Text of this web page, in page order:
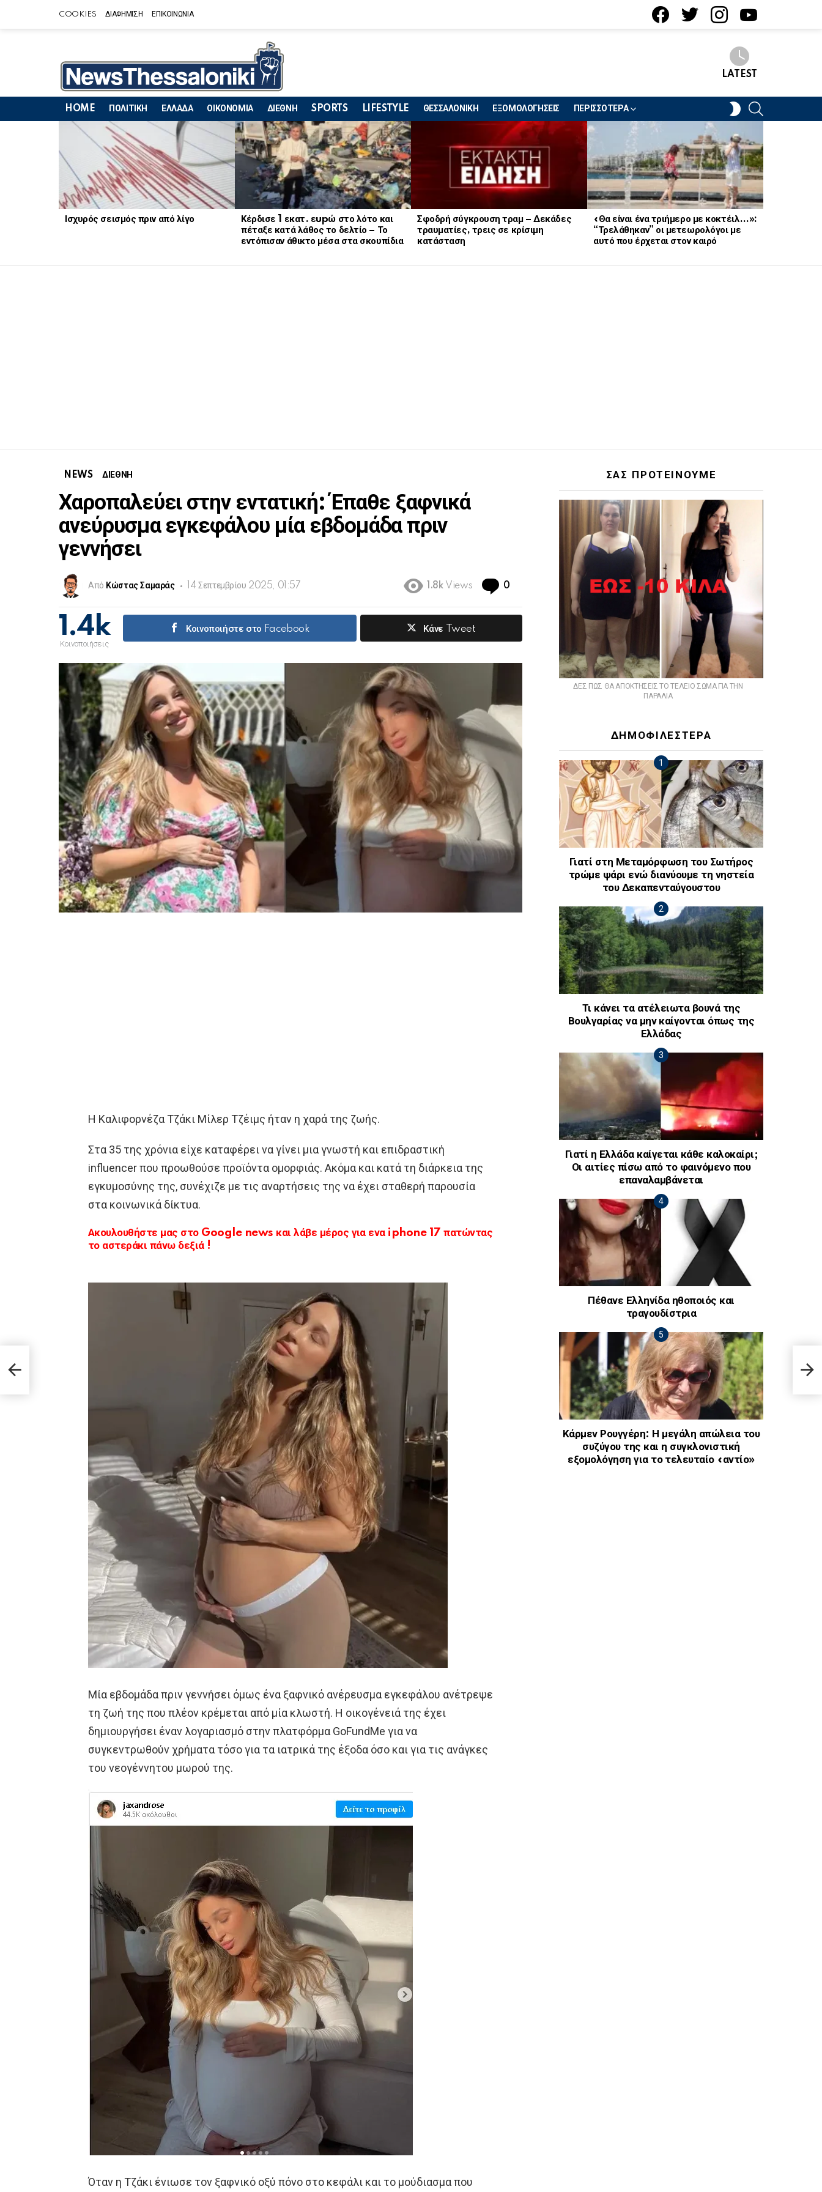
COOKIES ΔΙΑΦΗΜΙΣΗ ΕΠΙΚΟΙΝΩΝΙΑ
LATEST
HOME ΠΟΛΙΤΙΚΗ ΕΛΛΑΔΑ ΟΙΚΟΝΟΜΙΑ ΔΙΕΘΝΗ SPORTS LIFESTYLE ΘΕΣΣΑΛΟΝΙΚΗ ΕΞΟΜΟΛΟΓΗΣΕΙΣ ΠΕΡΙΣΣΟΤΕΡΑ
SWITCH
SKIN
LATEST
STORIES
Ισχυρός σεισμός πριν από λίγο
Κέρδισε 1 εκατ. εupώ στο λότο και
πέταξε κατά λάθος το δελτίο – Το
εντόπισαν άθικτο μέσα στα σκουπίδια
Σφοδρή σύγκρουση τραμ – Δεκάδες
τραυματίες, τρεις σε κρίσιμη
κατάσταση
«Θα είναι ένα τριήμερο με κοκτέιλ…»:
“Τρελάθηκαν” οι μετεωρολόγοι με
αυτό που έρχεται στον καιρό
NEWS ΔΙΕΘΝΗ
Χαροπαλεύει στην εντατική: Έπαθε ξαφνικά
ανεύρυσμα εγκεφάλου μία εβδομάδα πριν
γεννήσει
Από Κώστας Σαμαράς 14 Σεπτεμβρίου 2025, 01:57 1.8k Views 0
1.4k
Κοινοποιήσεις
Κοινοποιήστε στο Facebook Κάνε Tweet
Η Καλιφορνέζα Τζάκι Μίλερ Τζέιμς ήταν η χαρά της ζωής.
Στα 35 της χρόνια είχε καταφέρει να γίνει μια γνωστή και επιδραστική
influencer που προωθούσε προϊόντα ομορφιάς. Ακόμα και κατά τη διάρκεια της
εγκυμοσύνης της, συνέχιζε με τις αναρτήσεις της να έχει σταθερή παρουσία
στα κοινωνικά δίκτυα.
Ακουλουθήστε μας στο Google news και λάβε μέρος για ενα iphone 17 πατώντας
το αστεράκι πάνω δεξιά !
Μία εβδομάδα πριν γεννήσει όμως ένα ξαφνικό ανέρευσμα εγκεφάλου ανέτρεψε
τη ζωή της που πλέον κρέμεται από μία κλωστή. Η οικογένειά της έχει
δημιουργήσει έναν λογαριασμό στην πλατφόρμα GoFundMe για να
συγκεντρωθούν χρήματα τόσο για τα ιατρικά της έξοδα όσο και για τις ανάγκες
του νεογέννητου μωρού της.
Όταν η Τζάκι ένιωσε τον ξαφνικό οξύ πόνο στο κεφάλι και το μούδιασμα που
ΣΑΣ ΠΡΟΤΕΙΝΟΥΜΕ
ΔΕΣ ΠΩΣ ΘΑ ΑΠΟΚΤΗΣΕΙΣ ΤΟ ΤΕΛΕΙΟ ΣΩΜΑ ΓΙΑ ΤΗΝ
ΠΑΡΑΛΙΑ
ΔΗΜΟΦΙΛΕΣΤΕΡΑ
Γιατί στη Μεταμόρφωση του Σωτήρος
τρώμε ψάρι ενώ διανύουμε τη νηστεία
του Δεκαπενταύγουστου
Τι κάνει τα ατέλειωτα βουνά της
Βουλγαρίας να μην καίγονται όπως της
Ελλάδας
Γιατί η Ελλάδα καίγεται κάθε καλοκαίρι;
Οι αιτίες πίσω από το φαινόμενο που
επαναλαμβάνεται
Πέθανε Ελληνίδα ηθοποιός και
τραγουδίστρια
Κάρμεν Ρουγγέρη: Η μεγάλη απώλεια του
συζύγου της και η συγκλονιστική
εξομολόγηση για το τελευταίο «αντίο»